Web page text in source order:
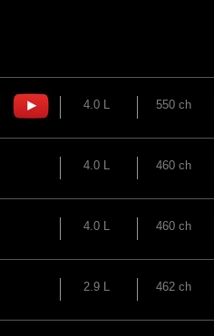
4.0 L 550 ch
4.0 L 460 ch
4.0 L 460 ch
2.9 L 462 ch